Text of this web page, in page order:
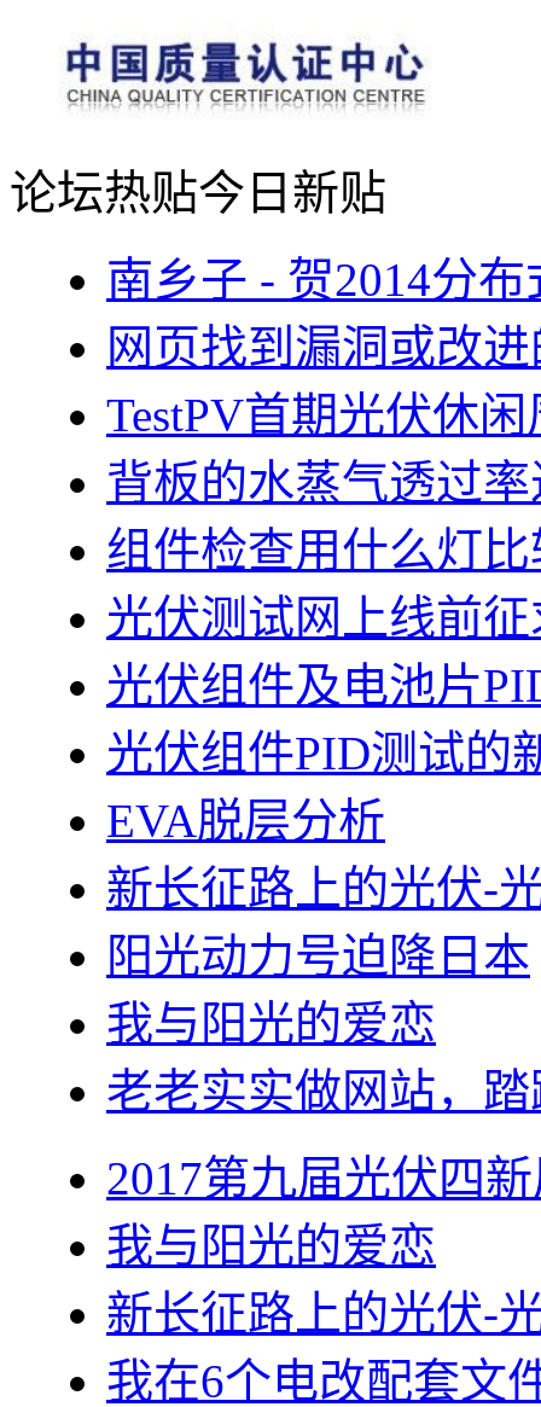
论坛热贴今日新贴
南乡子 - 贺2014分
网页找到漏洞或改
TestPV首期光伏休
背板的水蒸气透过
组件检查用什么灯
光伏测试网上线前
光伏组件及电池片
光伏组件PID测试的
EVA脱层分析
新长征路上的光伏-
阳光动力号迫降日本
我与阳光的爱恋
老老实实做网站，
2017第九届光伏四
我与阳光的爱恋
新长征路上的光伏-
我在6个电改配套文